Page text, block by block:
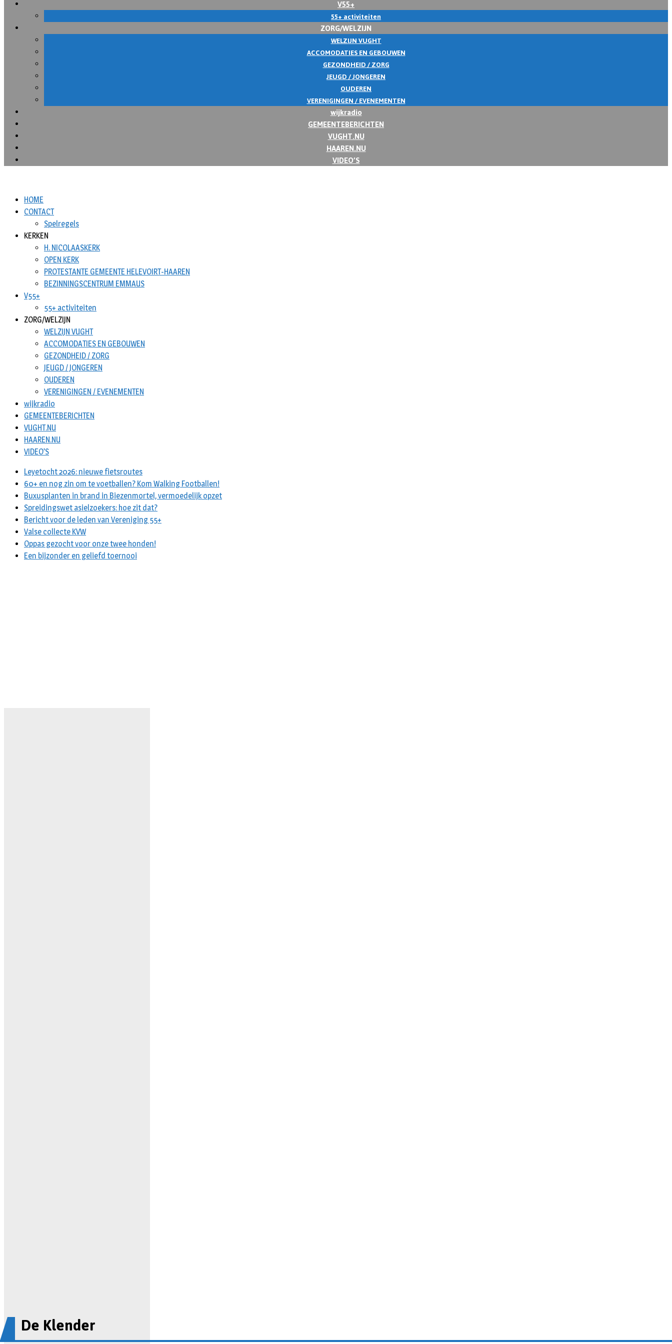
V55+
55+ activiteiten
ZORG/WELZIJN
WELZIJN VUGHT
ACCOMODATIES EN GEBOUWEN
GEZONDHEID / ZORG
JEUGD / JONGEREN
OUDEREN
VERENIGINGEN / EVENEMENTEN
wijkradio
GEMEENTEBERICHTEN
VUGHT.NU
HAAREN.NU
VIDEO’S
HOME
CONTACT
Spelregels
KERKEN
H. NICOLAASKERK
OPEN KERK
PROTESTANTE GEMEENTE HELEVOIRT-HAAREN
BEZINNINGSCENTRUM EMMAUS
V55+
55+ activiteiten
ZORG/WELZIJN
WELZIJN VUGHT
ACCOMODATIES EN GEBOUWEN
GEZONDHEID / ZORG
JEUGD / JONGEREN
OUDEREN
VERENIGINGEN / EVENEMENTEN
wijkradio
GEMEENTEBERICHTEN
VUGHT.NU
HAAREN.NU
VIDEO’S
Leyetocht 2026: nieuwe fietsroutes
60+ en nog zin om te voetballen? Kom Walking Footballen!
Buxusplanten in brand in Biezenmortel, vermoedelijk opzet
Spreidingswet asielzoekers: hoe zit dat?
Bericht voor de leden van Vereniging 55+
Valse collecte KVW
Oppas gezocht voor onze twee honden!
Een bijzonder en geliefd toernooi
De Klender